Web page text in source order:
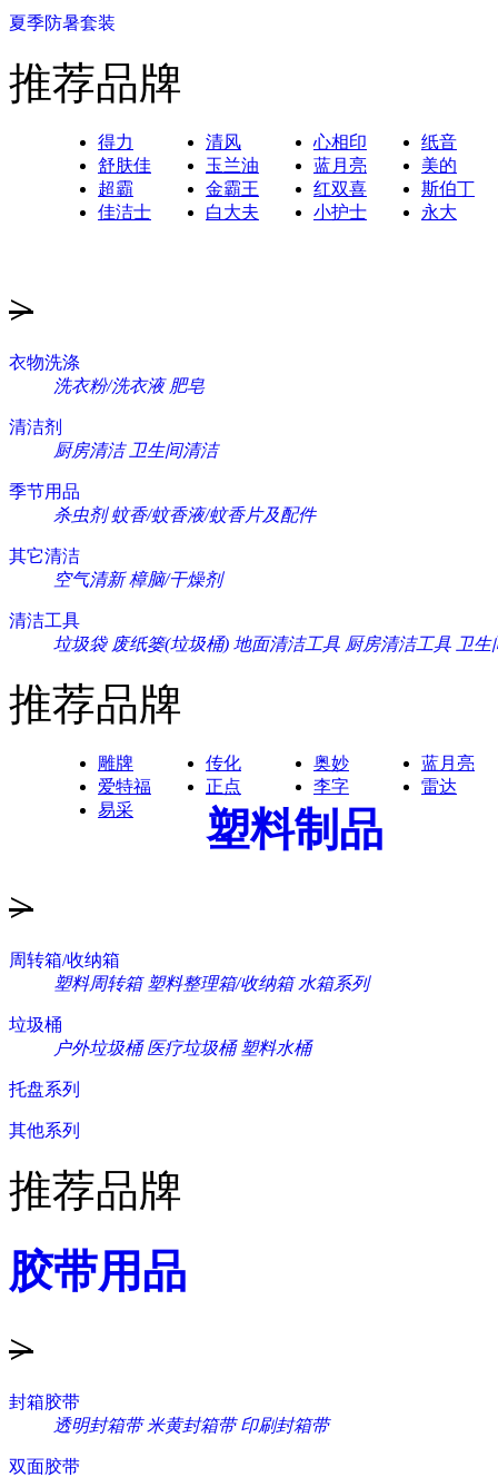
夏季防暑套装
推荐品牌
得力 清风 心相印
纸音
舒肤佳
玉兰油 蓝月亮
美的
超霸
金霸王 红双喜
斯伯丁
佳洁士
白大夫 小护士 永大
>
衣物洗涤
洗衣粉/洗衣液 肥皂
清洁剂
厨房清洁 卫生间清洁
季节用品
杀虫剂 蚊香/蚊香液/蚊香片及配件
其它清洁
空气清新 樟脑/干燥剂
清洁工具
垃圾袋 废纸篓(垃圾桶) 地面清洁工具 厨房清洁工具 卫
推荐品牌
雕牌 传化 奥妙
蓝月亮
爱特福
正点 李字
雷达
易采
塑料制品
>
周转箱/收纳箱
塑料周转箱 塑料整理箱/收纳箱 水箱系列
垃圾桶
户外垃圾桶 医疗垃圾桶 塑料水桶
托盘系列
其他系列
推荐品牌
胶带用品
>
封箱胶带
透明封箱带 米黄封箱带 印刷封箱带
双面胶带